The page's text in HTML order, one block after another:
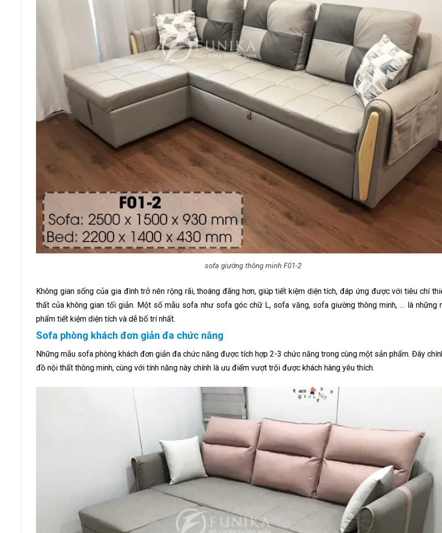
sofa giường thông minh F01-2
Không gian sống của gia đình trở nên rộng rãi, thoáng đãng hơn, giúp tiết kiệm diện tích, đáp ứng được với tiêu chí
thất của không gian tối giản. Một số mẫu sofa như sofa góc chữ L, sofa văng, sofa giường thông minh, … là những
phẩm tiết kiệm diện tích và dễ bố trí nhất.
Sofa phòng khách đơn giản đa chức năng
Những mẫu sofa phòng khách đơn giản đa chức năng được tích hợp 2-3 chức năng trong cùng một sản phẩm. Đây
đồ nội thất thông minh, cùng với tính năng này chính là ưu điểm vượt trội được khách hàng yêu thích.